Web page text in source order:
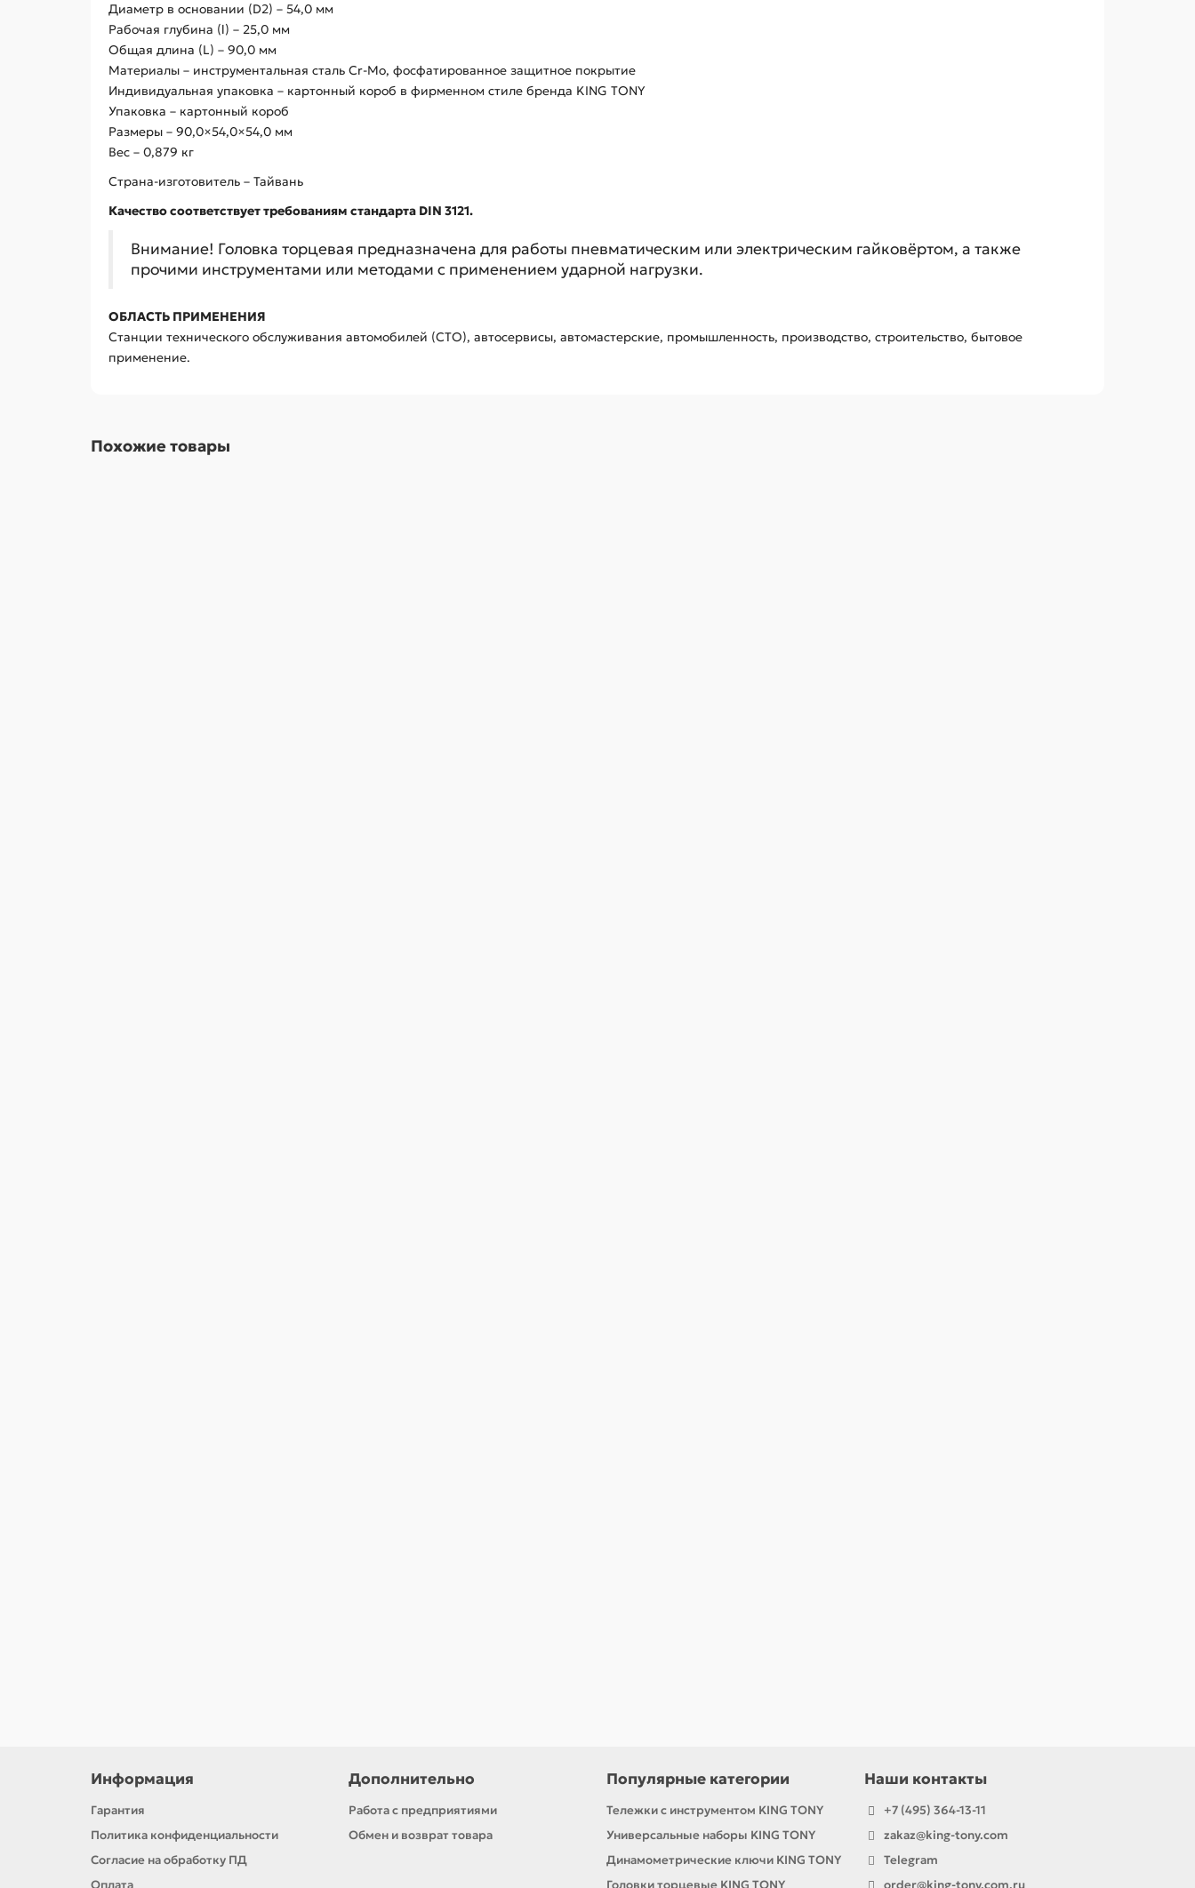
Диаметр в основании (D2) – 54,0 мм
Рабочая глубина (l) – 25,0 мм
Общая длина (L) – 90,0 мм
Материалы – инструментальная сталь Cr-Mo, фосфатированное защитное покрытие
Индивидуальная упаковка – картонный короб в фирменном стиле бренда KING TONY
Упаковка – картонный короб
Размеры – 90,0×54,0×54,0 мм
Вес – 0,879 кг
Страна-изготовитель – Тайвань
Качество соответствует требованиям стандарта DIN 3121.
Внимание! Головка торцевая предназначена для работы пневматическим или электрическим гайковёртом, а также
прочими инструментами или методами с применением ударной нагрузки.
ОБЛАСТЬ ПРИМЕНЕНИЯ
Станции технического обслуживания автомобилей (СТО), автосервисы, автомастерские, промышленность, производство, строительство, бытовое
применение.
Похожие товары
Информация
Гарантия
Политика конфиденциальности
Согласие на обработку ПД
Оплата
Дополнительно
Работа с предприятиями
Обмен и возврат товара
Популярные категории
Тележки с инструментом KING TONY
Универсальные наборы KING TONY
Динамометрические ключи KING TONY
Головки торцевые KING TONY
Наши контакты
+7 (495) 364-13-11
zakaz@king-tony.com
Telegram
order@king-tony.com.ru